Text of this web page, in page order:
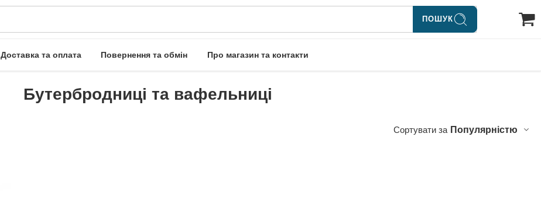
ПОШУК
Доставка та оплата Повернення та обмін Про магазин та контакти
Бутербродниці та вафельниці
Сортувати за Популярністю